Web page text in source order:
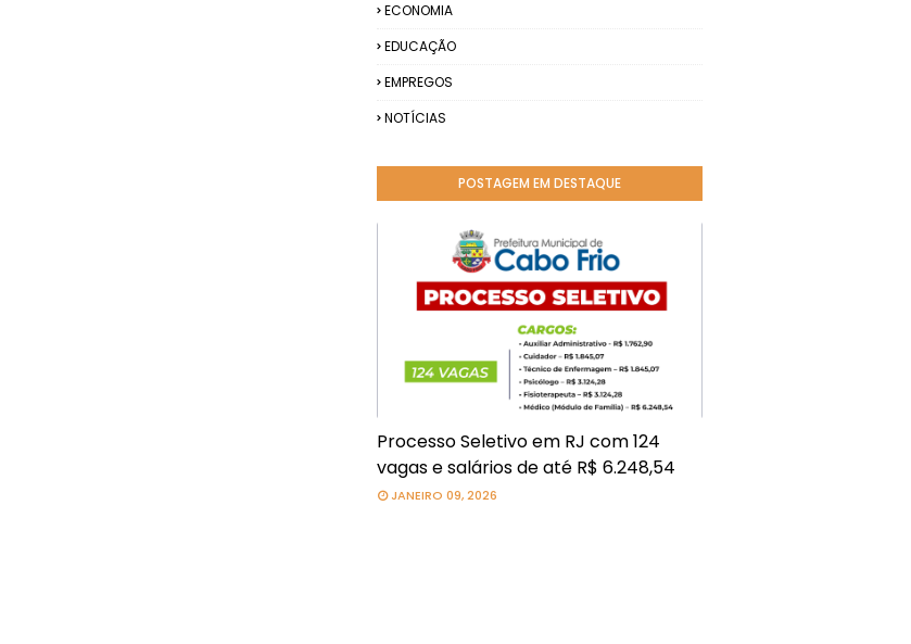
ECONOMIA
EDUCAÇÃO
EMPREGOS
NOTÍCIAS
POSTAGEM EM DESTAQUE
Processo Seletivo em RJ com 124
vagas e salários de até R$ 6.248,54
JANEIRO 09, 2026